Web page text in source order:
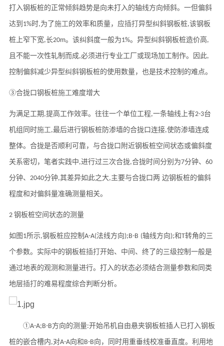
打入钢板桩的正常倾斜趋势是向未打入的轴线方向倾斜。一但偏斜
达到 1%时,为了施工的效率和质量，应插打 异型纠斜钢板桩,该钢板
桩上窄下宽,长20m。该纠斜度一般为1%。异型纠斜钢板桩造价高,
且不能一次性轧制而成,必须进行专业工厂或现场加工制作。因此,
控制偏斜减少异型纠斜钢板桩的使用数量，也是技术控制的难点。
③合拢口钢板桩施工难度增大
为满足工期 ,提高工作效率。往往一个单位工程,一条轴线上有2-3台
机组同时施工,最后进行钢板桩防渗墙的合拢口连接,使防渗墙连成
整体。合拢是否顺利可靠，与合拢口附近钢板桩空间状态或偏斜度
关系密切，笔者实践中,进行过三次合拢,合拢时间分别为7分钟、 60
分钟、 2040分钟,其差异如此之大,主要与合拢口两 边钢板桩的偏斜
程度和对偏斜量准确测量相关。
2 钢板桩空间状态的测量
如图 1所示,钢板桩应控制 A-A(法线方向);B-B (轴线方向);和T转角的三
个参数。实际中的钢板桩插打 开始、中间、终了的三级控制一般是
通过地表的观测和测量进行。打 入的状态必须结合测量参数和同类
地层插打 的难易程度综合判断分析。
①A-A;B-B方向的测量:开始吊机自由悬夹钢板桩插人已打入钢板
桩的嵌合槽内,对A-A向和 B-B向，同时用重垂线校准垂直度。利用地